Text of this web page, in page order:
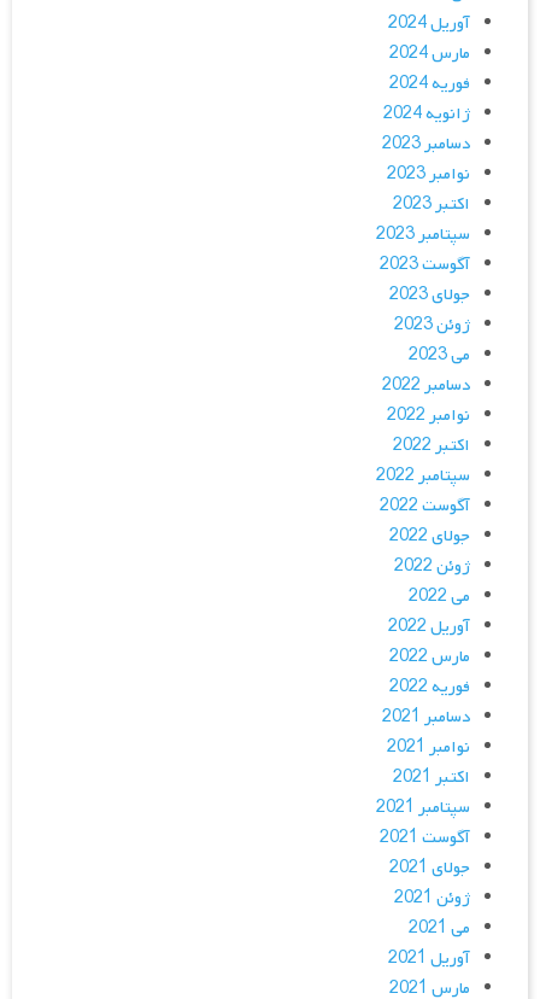
آوریل 2024
مارس 2024
فوریه 2024
ژانویه 2024
دسامبر 2023
نوامبر 2023
اکتبر 2023
سپتامبر 2023
آگوست 2023
جولای 2023
ژوئن 2023
می 2023
دسامبر 2022
نوامبر 2022
اکتبر 2022
سپتامبر 2022
آگوست 2022
جولای 2022
ژوئن 2022
می 2022
آوریل 2022
مارس 2022
فوریه 2022
دسامبر 2021
نوامبر 2021
اکتبر 2021
سپتامبر 2021
آگوست 2021
جولای 2021
ژوئن 2021
می 2021
آوریل 2021
مارس 2021